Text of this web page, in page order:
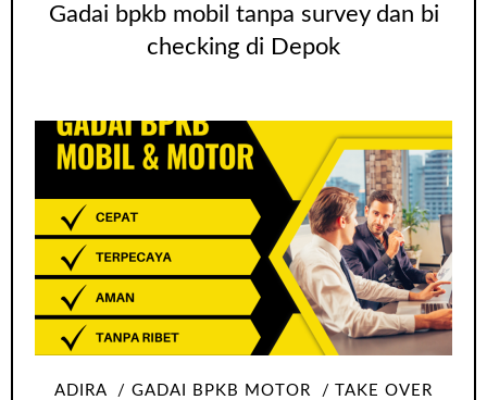
Gadai bpkb mobil tanpa survey dan bi
checking di Depok
ADIRA GADAI BPKB MOTOR
TAKE OVER